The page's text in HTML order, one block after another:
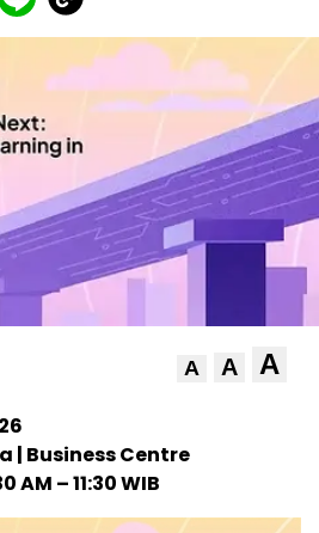
A A A
Business Centre
AM – 11:30 WIB